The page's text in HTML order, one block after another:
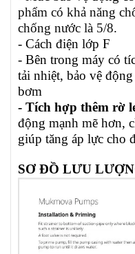
phẩm có khả năng
chống nước là 5/8.
- Cách điện lớp F
- Bên trong máy có
tải nhiệt, bảo vệ
bơm
- Tích hợp thêm rờ
động mạnh mẽ hơn,
giúp tăng áp lực cho
SƠ ĐỒ LƯU